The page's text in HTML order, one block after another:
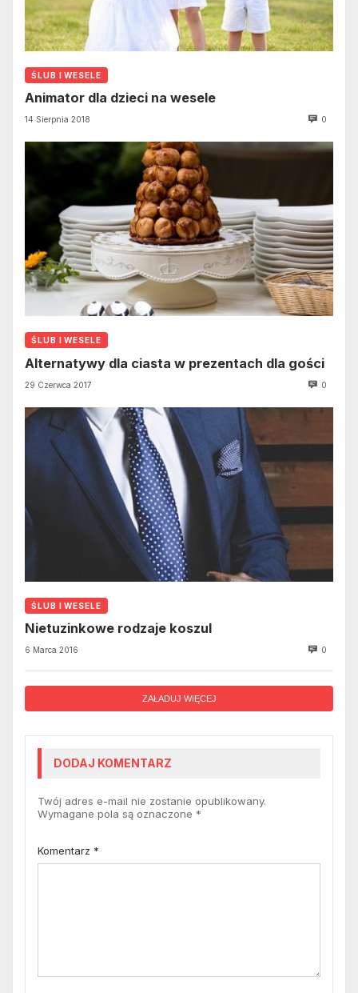
ŚLUB I WESELE
Animator dla dzieci na wesele
14 Sierpnia 2018 0
ŚLUB I WESELE
Alternatywy dla ciasta w prezentach dla gości
29 Czerwca 2017 0
ŚLUB I WESELE
Nietuzinkowe rodzaje koszul
6 Marca 2016 0
ZAŁADUJ WIĘCEJ
DODAJ KOMENTARZ
Twój adres e-mail nie zostanie opublikowany.
Wymagane pola są oznaczone *
Komentarz *